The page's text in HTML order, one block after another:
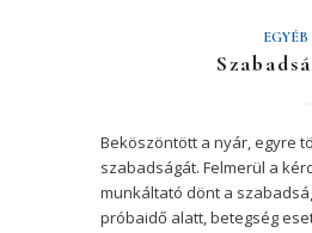
Beköszöntött a nyár, egyre
szabadságát. Felmerül a
munkáltató dönt a
próbaidő alatt, betegség